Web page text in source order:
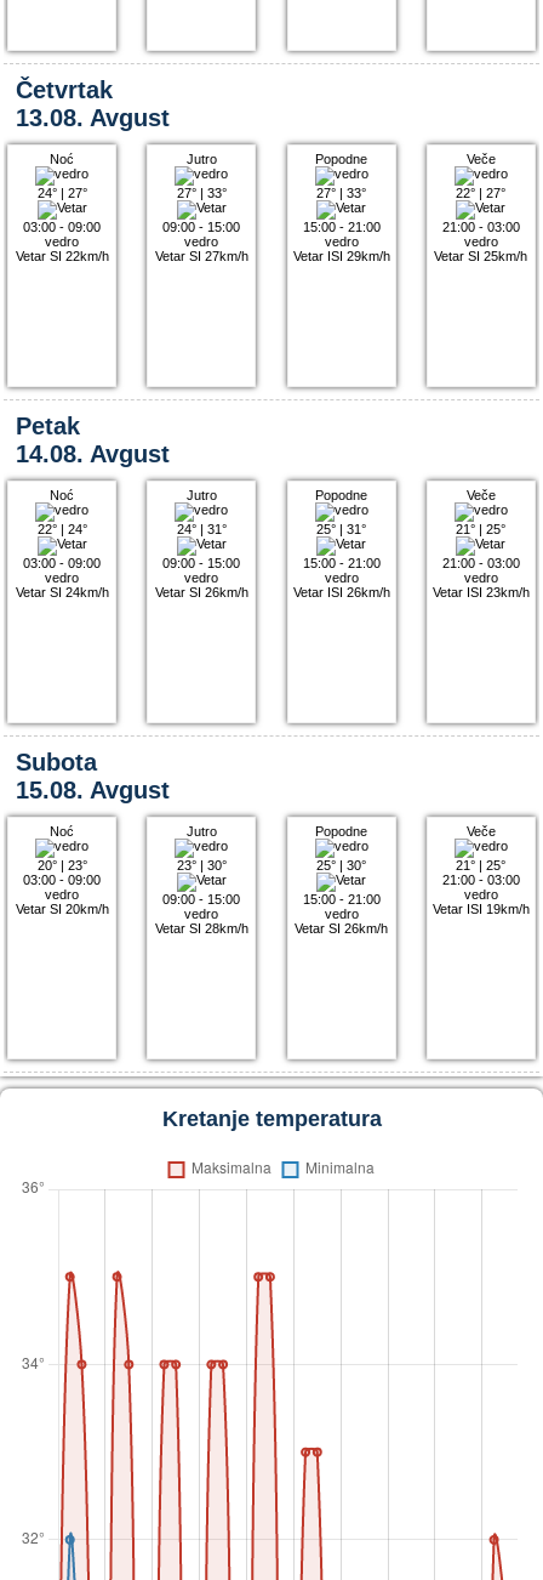
Četvrtak
13.08. Avgust
Noć
24°| 27°
03:00 - 09:00
vedro
Vetar SI 22km/h
Jutro
27°| 33°
09:00 - 15:00
vedro
Vetar SI 27km/h
Popodne
27° |33°
15:00 - 21:00
vedro
Vetar ISI 29km/h
Veče
22° |27°
21:00 - 03:00
vedro
Vetar SI 25km/h
Petak
14.08. Avgust
Noć
22°| 24°
03:00 - 09:00
vedro
Vetar SI 24km/h
Jutro
24°| 31°
09:00 - 15:00
vedro
Vetar SI 26km/h
Popodne
25° |31°
15:00 - 21:00
vedro
Vetar ISI 26km/h
Veče
21° |25°
21:00 - 03:00
vedro
Vetar ISI 23km/h
Subota
15.08. Avgust
Noć
20°| 23°
03:00 - 09:00
vedro
Vetar SI 20km/h
Jutro
23°| 30°
09:00 - 15:00
vedro
Vetar SI 28km/h
Popodne
25° |30°
15:00 - 21:00
vedro
Vetar SI 26km/h
Veče
21° |25°
21:00 - 03:00
vedro
Vetar ISI 19km/h
Kretanje temperatura